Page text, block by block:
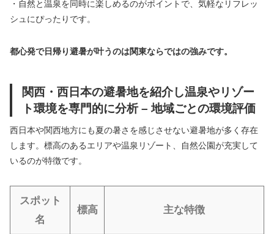
・自然と温泉を同時に楽しめるのがポイントで、気軽なリフレッ
シュにぴったりです。
都心発で日帰り避暑が叶うのは関東ならではの強みです。
関西・西日本の避暑地を紹介し温泉やリゾー
ト環境を専門的に分析 – 地域ごとの環境評価
西日本や関西地方にも夏の暑さを感じさせない避暑地が多く存在
します。標高のあるエリアや温泉リゾート、自然公園が充実して
いるのが特徴です。
スポット
名
標高 主な特徴